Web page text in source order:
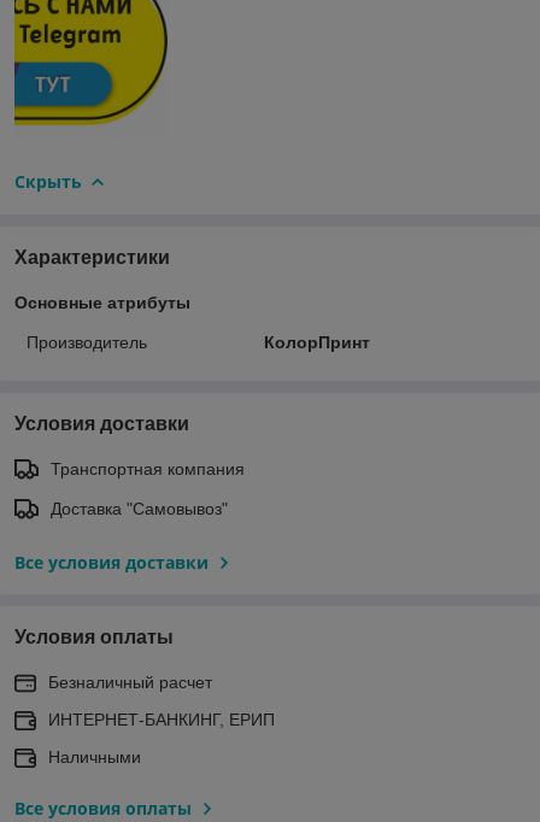
Скрыть
Характеристики
Основные атрибуты
Производитель КолорПринт
Условия доставки
Транспортная компания
Доставка "Самовывоз"
Все условия доставки
Условия оплаты
Безналичный расчет
ИНТЕРНЕТ-БАНКИНГ, ЕРИП
Наличными
Все условия оплаты